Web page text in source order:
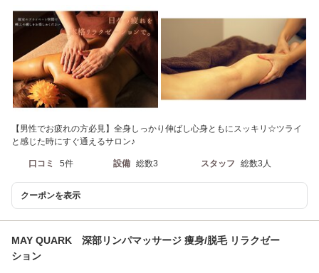
【男性でお疲れの方必見】全身しっかり伸ばし心身ともにスッキリ☆ツライ
と感じた時にすぐ通えるサロン♪
口コミ 5件 設備 総数3 スタッフ 総数3人
クーポンを表示
MAY QUARK 深部リンパマッサージ 痩身/脱毛 リラクゼー
ション